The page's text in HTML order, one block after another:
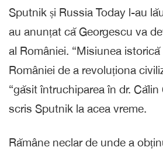
Sputnik și Russia Today l-au
au anunțat că Georgescu va
al României. “Misiunea istorică
României de a revoluționa
“găsit întruchiparea în dr. Călin
scris Sputnik la acea vreme.
Rămâne neclar de unde a